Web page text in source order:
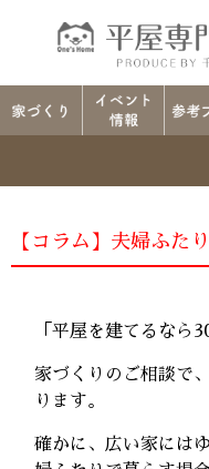
【コラム】夫婦ふた
「平屋を建てるなら
家づくりのご相談で
ります。
確かに、広い家には